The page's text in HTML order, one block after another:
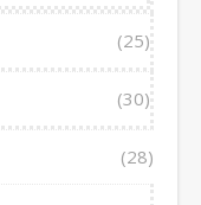
(25)
(30)
(28)